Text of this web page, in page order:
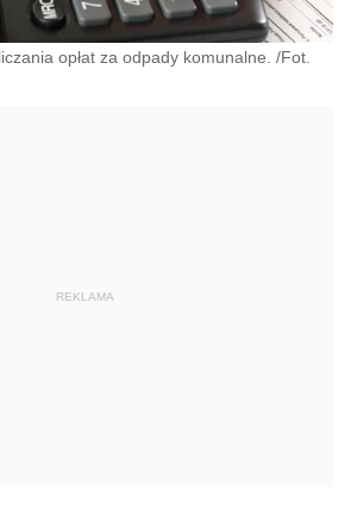
opłat za odpady komunalne. /Fot.